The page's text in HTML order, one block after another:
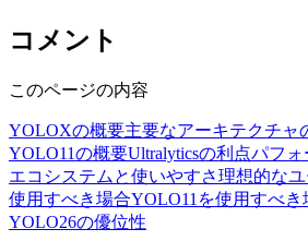
コメント
このページの内容
YOLOXの概要主要なアーキテクチャ
YOLO11の概要Ultralyticsの利点パフォ
エコシステムと使いやすさ理想的な
使用すべき場合YOLO11を使用すべき
YOLO26の優位性